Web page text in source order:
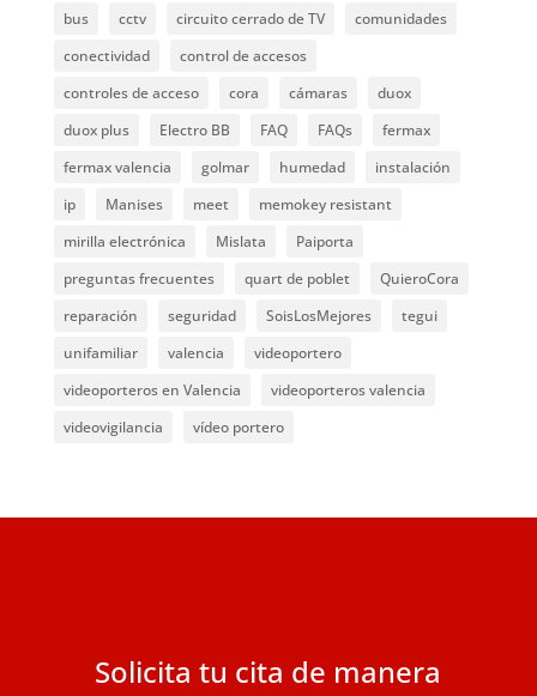
bus
cctv circuito cerrado de TV
comunidades
conectividad
control de accesos
controles de acceso
cora cámaras
duox
duox plus
Electro BB FAQ FAQs
fermax
fermax valencia
golmar humedad
instalación
ip
Manises meet
memokey resistant
mirilla electrónica
Mislata
Paiporta
preguntas frecuentes
quart de poblet
QuieroCora
reparación
seguridad SoisLosMejores
tegui
unifamiliar
valencia
videoportero
videoporteros en Valencia
videoporteros valencia
videovigilancia
vídeo portero
Solicita tu cita de manera